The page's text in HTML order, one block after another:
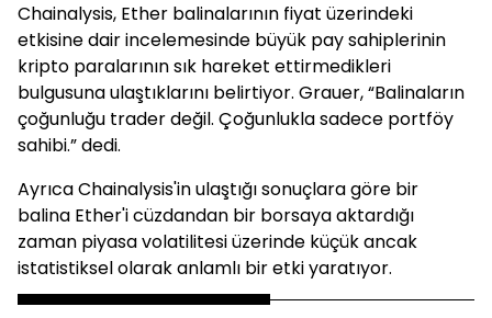
Chainalysis, Ether balinalarının fiyat üzerindeki
etkisine dair incelemesinde büyük pay sahiplerinin
kripto paralarının sık hareket ettirmedikleri
bulgusuna ulaştıklarını belirtiyor. Grauer, “Balinaların
çoğunluğu trader değil. Çoğunlukla sadece portföy
sahibi.” dedi.
Ayrıca Chainalysis'in ulaştığı sonuçlara göre bir
balina Ether'i cüzdandan bir borsaya aktardığı
zaman piyasa volatilitesi üzerinde küçük ancak
istatistiksel olarak anlamlı bir etki yaratıyor.